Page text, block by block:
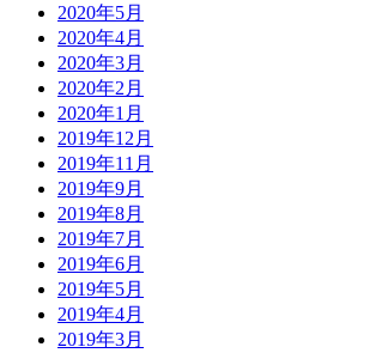
2020年5月
2020年4月
2020年3月
2020年2月
2020年1月
2019年12月
2019年11月
2019年9月
2019年8月
2019年7月
2019年6月
2019年5月
2019年4月
2019年3月